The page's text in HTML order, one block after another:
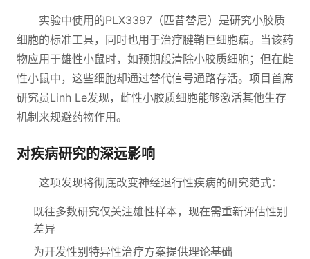
实验中使用的PLX3397（匹昔替尼）是研究小胶质
细胞的标准工具，同时也用于治疗腱鞘巨细胞瘤。当该药
物应用于雄性小鼠时，如预期般清除小胶质细胞；但在雌
性小鼠中，这些细胞却通过替代信号通路存活。项目首席
研究员Linh Le发现，雌性小胶质细胞能够激活其他生存
机制来规避药物作用。
对疾病研究的深远影响
这项发现将彻底改变神经退行性疾病的研究范式：
既往多数研究仅关注雄性样本，现在需重新评估性别
差异
为开发性别特异性治疗方案提供理论基础